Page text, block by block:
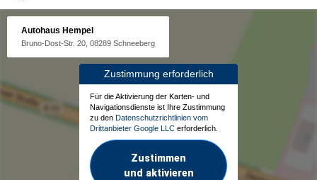
Autohaus Hempel
Bruno-Dost-Str. 20, 08289 Schneeberg
Zustimmung erforderlich
Für die Aktivierung der Karten- und
Navigationsdienste ist Ihre Zustimmung
zu den Datenschutzrichtlinien vom
Drittanbieter Google LLC erforderlich.
Zustimmen
und aktivieren